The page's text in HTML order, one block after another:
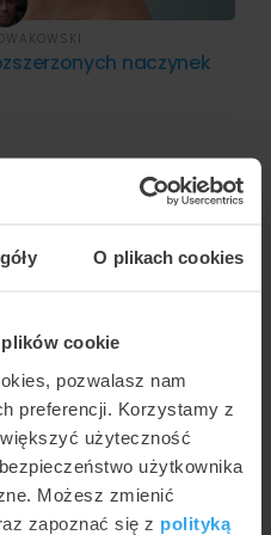
O plikach cookies
cookie
pozwalasz nam
preferencji. Korzystamy z
użyteczność
użytkownika
Możesz zmienić
zapoznać się z polityką
naczynek
pajączków na
BLETEK